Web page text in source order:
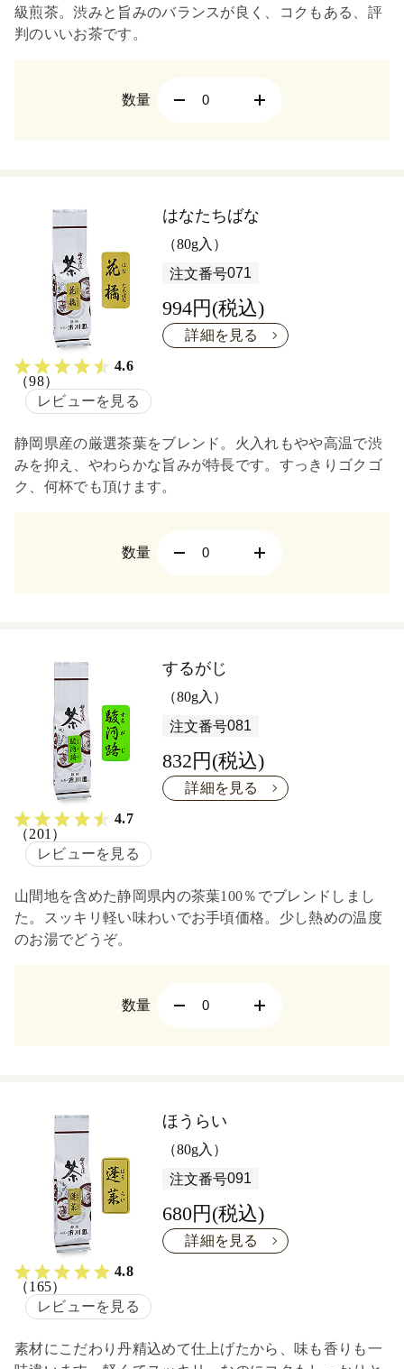
級煎茶。渋みと旨みのバランスが良く、コクもある、評
判のいいお茶です。
数量
4.6
（98）
レビューを見る
はなたちばな
（80g入）
注文番号071
994円(税込)
詳細を見る
静岡県産の厳選茶葉をブレンド。火入れもやや高温で渋
みを抑え、やわらかな旨みが特長です。すっきりゴクゴ
ク、何杯でも頂けます。
数量
4.7
（201）
レビューを見る
するがじ
（80g入）
注文番号081
832円(税込)
詳細を見る
山間地を含めた静岡県内の茶葉100％でブレンドしまし
た。スッキリ軽い味わいでお手頃価格。少し熱めの温度
のお湯でどうぞ。
数量
4.8
（165）
レビューを見る
ほうらい
（80g入）
注文番号091
680円(税込)
詳細を見る
素材にこだわり丹精込めて仕上げたから、味も香りも一